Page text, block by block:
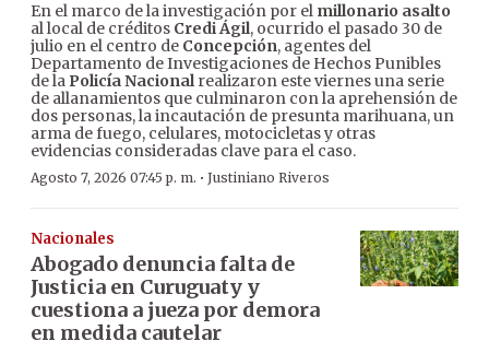
En el marco de la investigación por el millonario asalto
al local de créditos Credi Ágil, ocurrido el pasado 30 de
julio en el centro de Concepción, agentes del
Departamento de Investigaciones de Hechos Punibles
de la Policía Nacionalrealizaron este viernes una serie
de allanamientos que culminaron con la aprehensión de
dos personas, la incautación de presunta marihuana, un
arma de fuego, celulares, motocicletas y otras
evidencias consideradas clave para el caso.
Agosto 7, 2026 07:45 p. m. · Justiniano Riveros
Nacionales
Abogado denuncia falta de
Justicia en Curuguaty y
cuestiona a jueza por demora
en medida cautelar